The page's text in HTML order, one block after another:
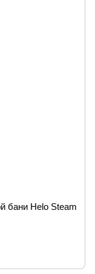
бани Helo Steam